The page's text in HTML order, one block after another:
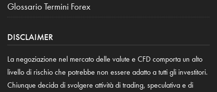
Glossario Termini Forex
DISCLAIMER
La negoziazione nel mercato delle valute e CFD comporta un alto
livello di rischio che potrebbe non essere adatto a tutti gli investitori.
Chiunque decida di svolgere attività di trading, speculativa e di